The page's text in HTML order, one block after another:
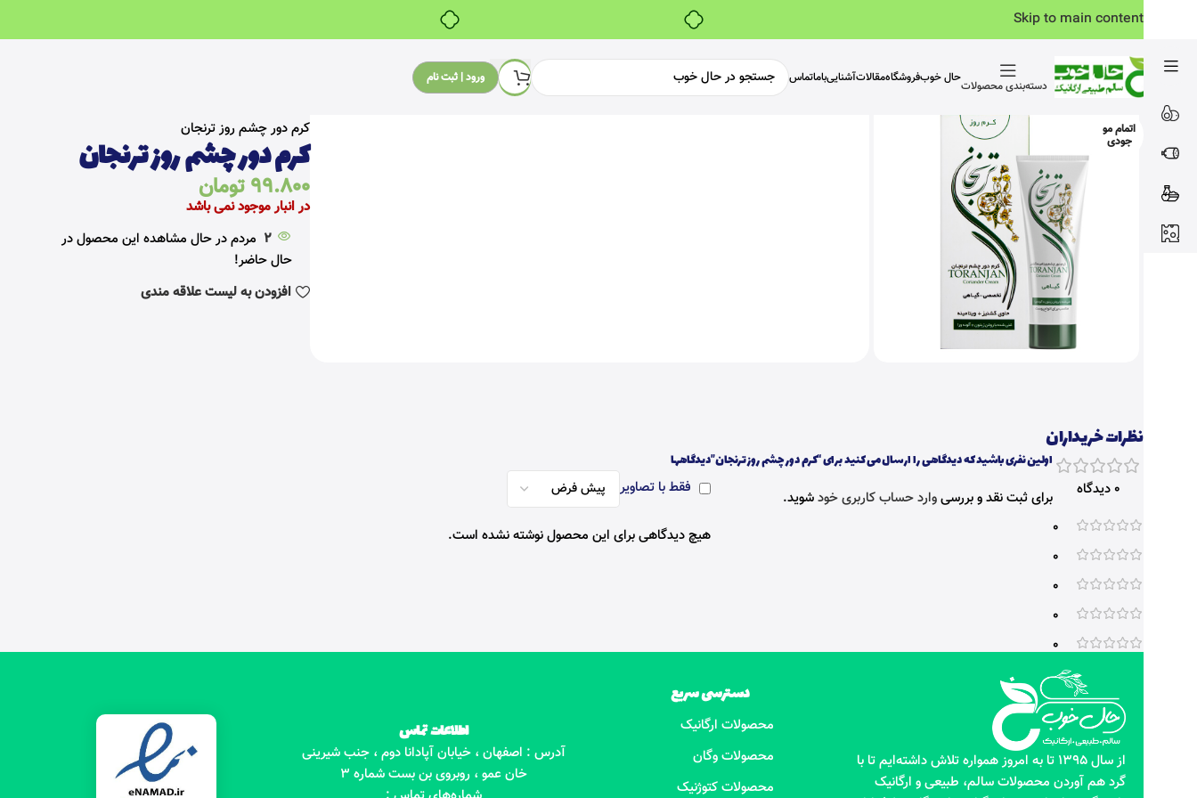
Skip to main content
دسته‌بندی محصولات
حال خوبفروشگاهمقالاتآشنایی‌باماتماس ورود | ثبت نام
اتمام مو
جودی
کرم دور چشم روز ترنجان
کرم دور چشم روز ترنجان
99.800 تومان
در انبار موجود نمی باشد
2 مردم در حال مشاهده این محصول در
حال حاضر!
افزودن به لیست علاقه مندی
نظرات خریداران
0 دیدگاه
0
0
0
0
0
دیدگاهها
فقط با تصاویر
هیچ دیدگاهی برای این محصول نوشته نشده است.
اولین نفری باشید که دیدگاهی را ارسال می کنید برای “کرم دور چشم روز ترنجان”
برای ثبت نقد و بررسیوارد حساب کاربری خودشوید.
از سال 1395 تا به امروز همواره تلاش داشته‌ایم تا با
گرد هم آوردن محصولات سالم، طبیعی و ارگانیک
دسترسی سریع
محصولات ارگانیک
محصولات وگان
محصولات کتوژنیک
اطلاعات تماس
آدرس : اصفهان ، خیابان آپادانا دوم ، جنب شیرینی
خان عمو ، روبروی بن بست شماره 3